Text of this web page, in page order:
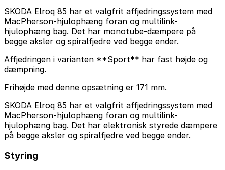
SKODA Elroq 85 har et valgfrit affjedringssystem med
MacPherson-hjulophæng foran og multilink-
hjulophæng bag. Det har monotube-dæmpere på
begge aksler og spiralfjedre ved begge ender.
Affjedringen i varianten **Sport** har fast højde og
dæmpning.
Frihøjde med denne opsætning er 171 mm.
SKODA Elroq 85 har et valgfrit affjedringssystem med
MacPherson-hjulophæng foran og multilink-
hjulophæng bag. Det har elektronisk styrede dæmpere
på begge aksler og spiralfjedre ved begge ender.
Styring